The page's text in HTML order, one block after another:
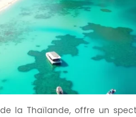
la Thaïlande, offre un